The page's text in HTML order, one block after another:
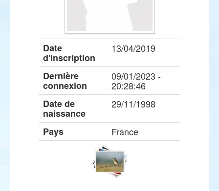
Date
d'inscription
13/04/2019
Dernière
connexion
09/01/2023 -
20:28:46
Date de
naissance
29/11/1998
Pays France